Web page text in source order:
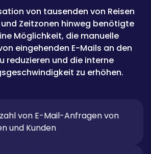
von tausenden von Reisen
Zeitzonen hinweg benötigte
Möglichkeit, die manuelle
eingehenden E-Mails an den
reduzieren und die interne
zu erhöhen.
von E-Mail-Anfragen von
und Kunden